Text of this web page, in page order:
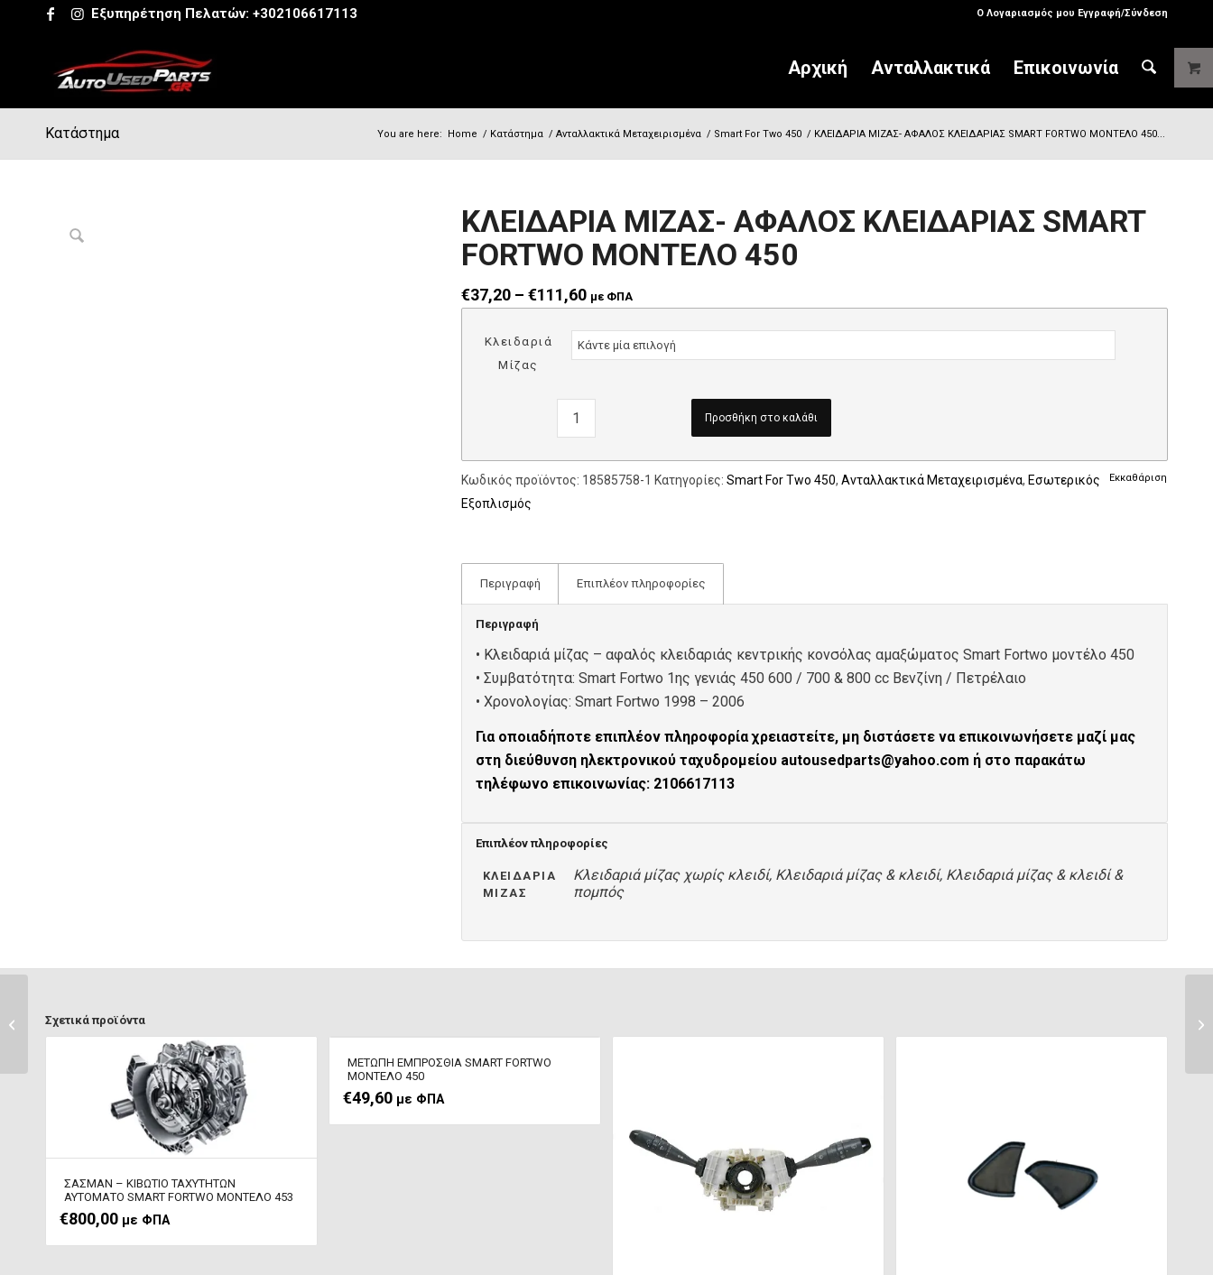
Ο Λογαριασμός μου Εγγραφή/Σύνδεση
Εξυπηρέτηση Πελατών: +302106617113
Αρχική Ανταλλακτικά Επικοινωνία
Κατάστημα You are here: Home / Κατάστημα / Ανταλλακτικά Μεταχειρισμένα / Smart For Two 450 / ΚΛΕΙΔΑΡΙΑ ΜΙΖΑΣ- ΑΦΑΛΟΣ ΚΛΕΙΔΑΡΙΑΣ SMART FORTWO ΜΟΝΤΕΛΟ 450...
ΚΛΕΙΔΑΡΙΑ ΜΙΖΑΣ- ΑΦΑΛΟΣ ΚΛΕΙΔΑΡΙΑΣ SMART
FORTWO ΜΟΝΤΕΛΟ 450
€37,20 – €111,60 με ΦΠΑ
Κλειδαριά
Μίζας
Εκκαθάριση
Προσθήκη στο καλάθι
Κωδικός προϊόντος: 18585758-1 Κατηγορίες: Smart For Two 450, Ανταλλακτικά Μεταχειρισμένα, Εσωτερικός
Εξοπλισμός
Περιγραφή Επιπλέον πληροφορίες
Περιγραφή
• Κλειδαριά μίζας – αφαλός κλειδαριάς κεντρικής κονσόλας αμαξώματος Smart Fortwo μοντέλο 450
• Συμβατότητα: Smart Fortwo 1ης γενιάς 450 600 / 700 & 800 cc Βενζίνη / Πετρέλαιο
• Xρονολογίας: Smart Fortwo 1998 – 2006
Για οποιαδήποτε επιπλέον πληροφορία χρειαστείτε, μη διστάσετε να επικοινωνήσετε μαζί μας
στη διεύθυνση ηλεκτρονικού ταχυδρομείου autousedparts@yahoo.com ή στο παρακάτω
τηλέφωνο επικοινωνίας: 2106617113
Επιπλέον πληροφορίες
ΚΛΕΙΔΑΡΙΆ
ΜΊΖΑΣ
Κλειδαριά μίζας χωρίς κλειδί, Κλειδαριά μίζας & κλειδί, Κλειδαριά μίζας & κλειδί &
πομπός
Σχετικά προϊόντα
ΣΑΣΜΑΝ – ΚΙΒΩΤΙΟ ΤΑΧΥΤΗΤΩΝ
ΑΥΤΟΜΑΤΟ SMART FORTWO ΜΟΝΤΕΛΟ 453
€800,00 με ΦΠΑ
METΩΠΗ ΕΜΠΡΟΣΘΙΑ SMART FORTWO
MΟΝΤΕΛΟ 450
€49,60 με ΦΠΑ
ΠΟΡΤΑΚΙ ΒΕΝΖΙΝΗΣ